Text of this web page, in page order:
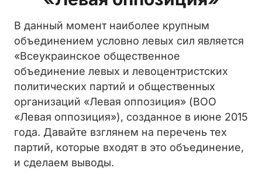
В данный момент наиболее крупным
объединением условно левых сил является
«Всеукраинское общественное
объединение левых и левоцентристских
политических партий и общественных
организаций «Левая оппозиция» (ВОО
«Левая оппозиция»), созданное в июне 2015
года. Давайте взглянем на перечень тех
партий, которые входят в это объединение,
и сделаем выводы.